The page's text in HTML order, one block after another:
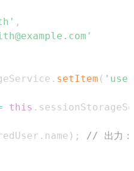
,
. setItem (
this .
. name ) ;
// 出力